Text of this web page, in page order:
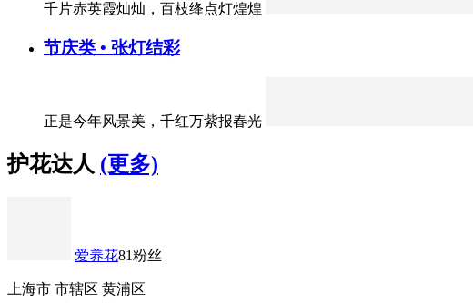
千片赤英霞灿灿，百枝绛点灯煌煌
节庆类 • 张灯结彩
正是今年风景美，千红万紫报春光
护花达人 (更多)
爱养花81粉丝
上海市 市辖区 黄浦区